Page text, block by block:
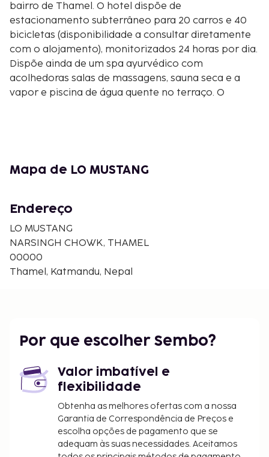
bairro de Thamel. O hotel dispõe de
estacionamento subterrâneo para 20 carros e 40
bicicletas (disponibilidade a consultar diretamente
com o alojamento), monitorizados 24 horas por dia.
Dispõe ainda de um spa ayurvédico com
acolhedoras salas de massagens, sauna seca e a
vapor e piscina de água quente no terraço. O
O Aeroporto Internacional de Katmandu fica a 6 km
Mapa de LO MUSTANG
Endereço
LO MUSTANG
NARSINGH CHOWK, THAMEL
00000
Thamel, Katmandu, Nepal
Por que escolher Sembo?
Valor imbatível e
flexibilidade
Obtenha as melhores ofertas com a nossa
Garantia de Correspondência de Preços e
escolha opções de pagamento que se
adequam às suas necessidades. Aceitamos